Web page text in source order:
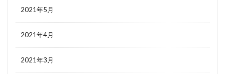
2021年5月
2021年4月
2021年3月